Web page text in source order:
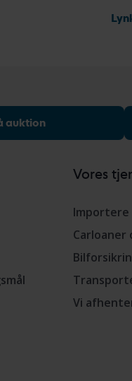
auktion
Vores
Importere
Carloaner
Vi